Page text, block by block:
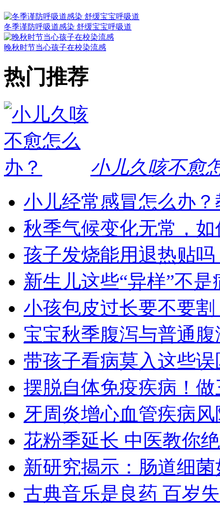
冬季谨防呼吸道感染 舒缓宝宝呼吸道
晚秋时节当心孩子在校染流感
热门推荐
小儿久咳不愈
小儿经常感冒怎么办
秋季气候变化无常，
孩子发烧能用退热贴
新生儿这些“异样”不是
小孩包皮过长要不要割
宝宝秋季腹泻与普通
带孩子看病莫入这些误
摆脱自体免疫疾病！
牙周炎增心血管疾病
花粉季延长 中医教你
新研究揭示：肠道细
古典音乐是良药 百岁